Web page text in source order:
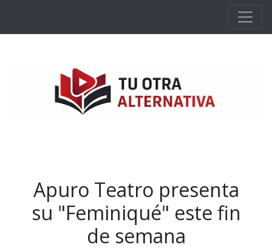
Apuro Teatro presenta
su "Feminiqué" este fin
de semana